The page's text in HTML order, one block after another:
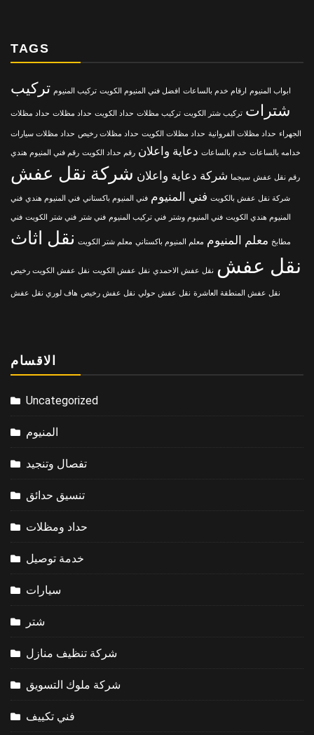
TAGS
ابواب المنيوم ارقام خدم بالساعات افضل فني المنيوم الكويت تركيب المنيوم تركيب
شترات تركيب شتر الكويت تركيب مظلات حداد الكويت حداد مظلات حداد مظلات
الجهراء حداد مظلات الفروانية حداد مظلات الكويت حداد مظلات رخيص حداد مظلات سيارات
خدامه بالساعات خدم بالساعات دعاية واعلان رقم حداد الكويت رقم فني المنيوم هندي
رقم نقل عفش سيجما شركة دعاية واعلان شركة نقل عفش
شركة نقل عفش بالكويت فني المنيوم فني المنيوم باكستاني فني المنيوم هندي فني
المنيوم هندي الكويت فني المنيوم وشتر فني تركيب المنيوم فني شتر فني شتر الكويت فني
مطابخ معلم المنيوم معلم المنيوم باكستاني معلم شتر الكويت نقل اثاث
نقل عفش نقل عفش الاحمدي نقل عفش الكويت نقل عفش الكويت رخيص
نقل عفش المنطقة العاشرة نقل عفش حولي نقل عفش رخيص هاف لوري نقل عفش
الاقسام
Uncategorized
المنيوم
تفصال وتنجيد
تنسيق حدائق
حداد ومظلات
خدمة توصيل
سيارات
شتر
شركة تنظيف منازل
شركة ملوك التسويق
فني تكييف